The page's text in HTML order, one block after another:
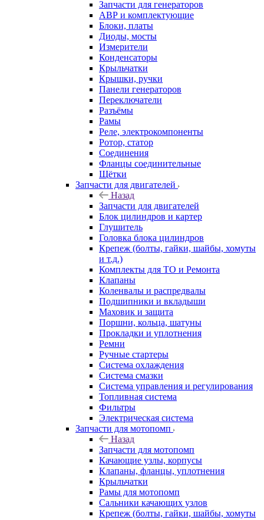
Запчасти для генераторов
АВР и комплектующие
Блоки, платы
Диоды, мосты
Измерители
Конденсаторы
Крыльчатки
Крышки, ручки
Панели генераторов
Переключатели
Разъёмы
Рамы
Реле, электрокомпоненты
Ротор, статор
Соединения
Фланцы соединительные
Щётки
Запчасти для двигателей
Назад
Запчасти для двигателей
Блок цилиндров и картер
Глушитель
Головка блока цилиндров
Крепеж (болты, гайки, шайбы, хомуты
и т.д.)
Комплекты для ТО и Ремонта
Клапаны
Коленвалы и распредвалы
Подшипники и вкладыши
Маховик и защита
Поршни, кольца, шатуны
Прокладки и уплотнения
Ремни
Ручные стартеры
Система охлаждения
Система смазки
Система управления и регулирования
Топливная система
Фильтры
Электрическая система
Запчасти для мотопомп
Назад
Запчасти для мотопомп
Качающие узлы, корпусы
Клапаны, фланцы, уплотнения
Крыльчатки
Рамы для мотопомп
Сальники качающих узлов
Крепеж (болты, гайки, шайбы, хомуты